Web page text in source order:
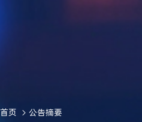
首页 公告摘要